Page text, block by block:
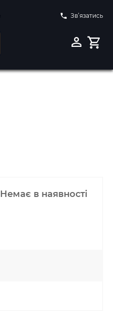
Зв’язатись
Немає в наявності